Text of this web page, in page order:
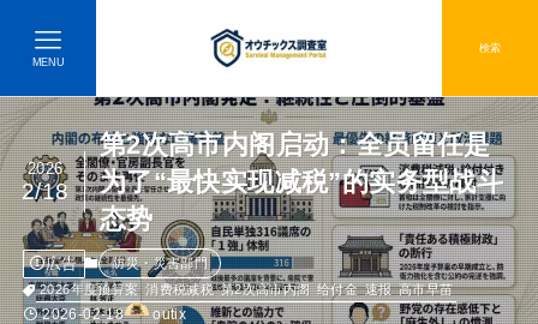
検索
MENU
第2次高市内阁启动：全员留任是
为了“最快实现减税”的实务型战斗
态势
2026
2/18
広告
防災・災害部門
2026年度预算案 消费税减税 第2次高市内阁 给付金 速报 高市早苗
2026-02-18 outix